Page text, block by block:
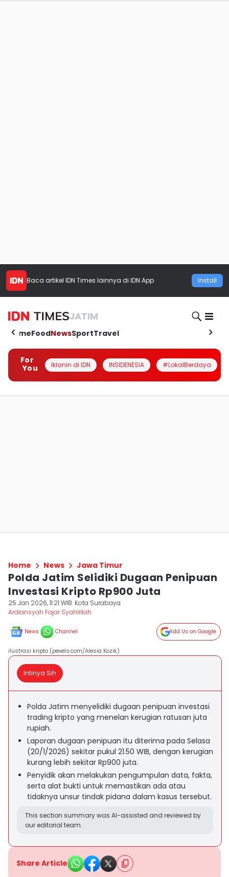
Baca artikel IDN Times lainnya di IDN App Install
JATIM
HomeFoodNewsSportTravel
For
You
Iklanin di IDN INSIDENESIA #LokalBerdaya
Home News Jawa Timur
Polda Jatim Selidiki Dugaan Penipuan
Investasi Kripto Rp900 Juta
25 Jan 2026, 11:21 WIB Kota Surabaya
Ardiansyah Fajar Syahlillah
News Channel Add Us on Google
ilustrasi kripto (pexels.com/Alesia Kozik)
Intinya Sih
Polda Jatim menyelidiki dugaan penipuan investasi
trading kripto yang menelan kerugian ratusan juta
rupiah.
Laporan dugaan penipuan itu diterima pada Selasa
(20/1/2026) sekitar pukul 21.50 WIB, dengan kerugian
kurang lebih sekitar Rp900 juta.
Penyidik akan melakukan pengumpulan data, fakta,
serta alat bukti untuk memastikan ada atau
tidaknya unsur tindak pidana dalam kasus tersebut.
This section summary was AI-assisted and reviewed by
our editorial team.
Share Article